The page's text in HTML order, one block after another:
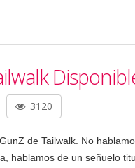
3120
de Tailwalk. No
hablamos de un señuelo